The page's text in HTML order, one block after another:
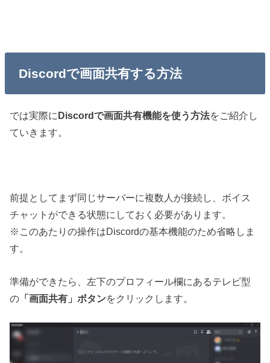
Discordで画面共有する方法
では実際にDiscordで画面共有機能を使う方法をご紹介し
ていきます。
前提としてまず同じサーバーに複数人が接続し、ボイス
チャットができる状態にしておく必要があります。
※このあたりの操作はDiscordの基本機能のため省略しま
す。
準備ができたら、左下のプロフィール欄にあるテレビ型
の 「画面共有」ボタンをクリックします。